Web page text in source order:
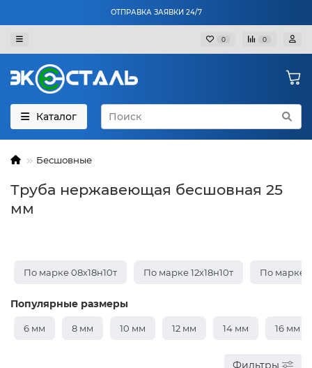
ОТПРАВКА ЗАЯВКИ 24/7
0 0
Каталог
Бесшовные
Труба нержавеющая бесшовная 25
мм
По марке 08х18н10т По марке 12х18н10т По марке
Популярные размеры
6 мм 8 мм 10 мм 12 мм 14 мм 16 мм
Фильтры